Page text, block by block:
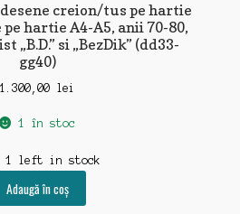
desene creion/tus pe hartie
pe hartie A4-A5, anii 70-80,
„B.D.” si „BezDik” (dd33-
gg40)
1.300,00 lei
1 în stoc
1 left in stock
Adaugă în coș